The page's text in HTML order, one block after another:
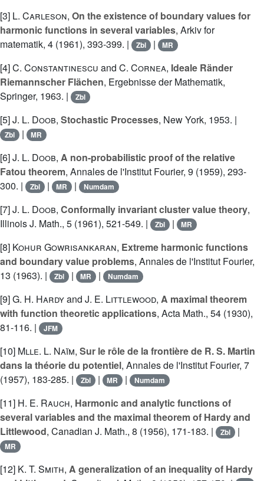
[3] L. Carleson, On the existence of boundary values for
harmonic functions in several variables, Arkiv for
matematik, 4 (1961), 393-399. |
Zbl | MR
[4]C. Constantinescu and C. Cornea, Ideale Ränder
Riemannscher Flächen, Ergebnisse der Mathematik,
Springer, 1963. |
Zbl
[5]J. L. Doob, Stochastic Processes, New York, 1953. |
Zbl | MR
[6]J. L. Doob, A non-probabilistic proof of the relative
Fatou theorem, Annales de l'Institut Fourier, 9 (1959), 293-
300. |
Zbl | MR | Numdam
[7]J. L. Doob, Conformally invariant cluster value theory,
Illinois J. Math., 5 (1961), 521-549. |
Zbl | MR
[8] Kohur Gowrisankaran, Extreme harmonic functions
and boundary value problems, Annales de l'Institut Fourier,
13 (1963). |
Zbl | MR | Numdam
[9]G. H. Hardyand J. E. Littlewood, A maximal theorem
with function theoretic applications, Acta Math., 54 (1930),
81-116. |
JFM
[10] Mlle. L. Naïm, Sur le rôle de la frontière de R. S. Martin
dans la théorie du potentiel, Annales de l'Institut Fourier, 7
(1957), 183-285. |
Zbl | MR | Numdam
[11] H. E. Rauch, Harmonic and analytic functions of
several variables and the maximal theorem of Hardy and
Littlewood, Canadian J. Math., 8 (1956), 171-183. | Zbl |
MR
[12] K. T. Smith, A generalization of an inequality of Hardy